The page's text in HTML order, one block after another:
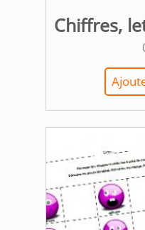
Chiffres,